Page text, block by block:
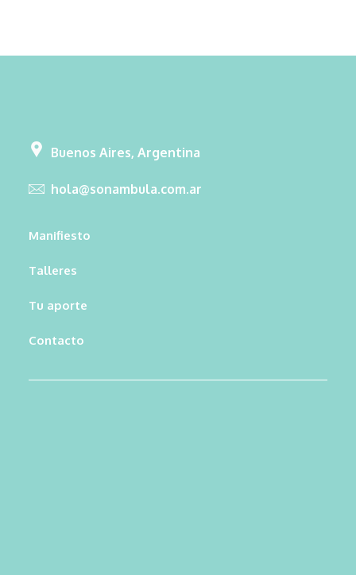
Buenos Aires, Argentina
hola@sonambula.com.ar
Manifiesto
Talleres
Tu aporte
Contacto